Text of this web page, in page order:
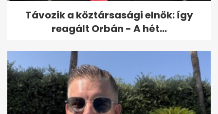
Távozik a köztársasági elnök: így
reagált Orbán - A hét...